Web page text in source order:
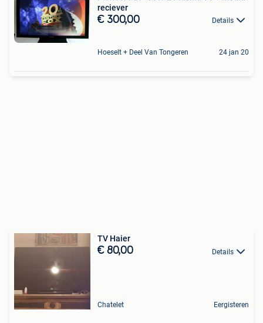
reciever
€ 300,00 Details
Hoeselt + Deel Van Tongeren 24 jan 20
TV Haier
€ 80,00 Details
Chatelet Eergisteren